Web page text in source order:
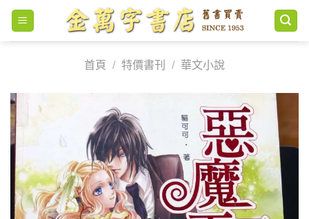
Skip
content
首頁
/ 特價書刊 / 華文小說